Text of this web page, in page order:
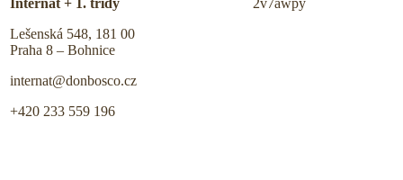
Lešenská 548, 181 00
Praha 8 – Bohnice
internat@donbosco.cz
+420 233 559 196